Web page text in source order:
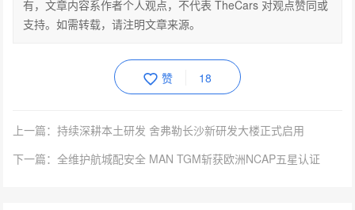
有，文章内容系作者个人观点，不代表 TheCars 对观点赞同或
支持。如需转载，请注明文章来源。
赞 18
上一篇：持续深耕本土研发 舍弗勒长沙新研发大楼正式启用
下一篇：全维护航城配安全 MAN TGM斩获欧洲NCAP五星认证